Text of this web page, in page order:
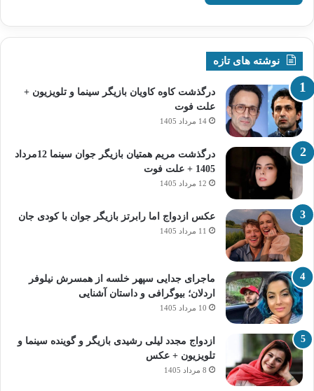
نوشته های تازه
درگذشت کاوه کاویان بازیگر سینما و تلویزیون +
علت فوت
14 مرداد 1405
درگذشت مریم همتیان بازیگر جوان سینما 12مرداد
1405 + علت فوت
12 مرداد 1405
عکس ازدواج اما رابرتز بازیگر جوان با کودی جان
11 مرداد 1405
ماجرای جدایی سپهر خلسه از همسرش نیلوفر
اردلان؛ بیوگرافی و داستان آشنایی
10 مرداد 1405
ازدواج مجدد لیلی رشیدی بازیگر و گوینده سینما و
تلویزیون + عکس
8 مرداد 1405